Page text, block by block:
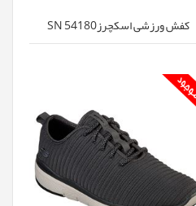
کفش ورزشی اسکچرزSN 54180